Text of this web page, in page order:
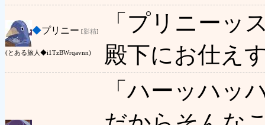
◆プリニー [影精]
(とある旅人◆i1TzBWrqavnn)
「プリニーッ
殿下にお仕え
「ハーッハッ